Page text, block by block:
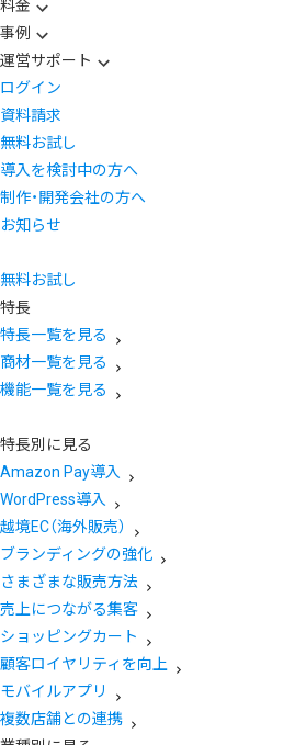
料金
事例
運営サポート
ログイン
資料請求
無料お試し
導入を検討中の方へ
制作・開発会社の方へ
お知らせ
無料お試し
特長
特長一覧を見る
商材一覧を見る
機能一覧を見る
特長別に見る
Amazon Pay導入
WordPress導入
越境EC（海外販売）
ブランディングの強化
さまざまな販売方法
売上につながる集客
ショッピングカート
顧客ロイヤリティを向上
モバイルアプリ
複数店舗との連携